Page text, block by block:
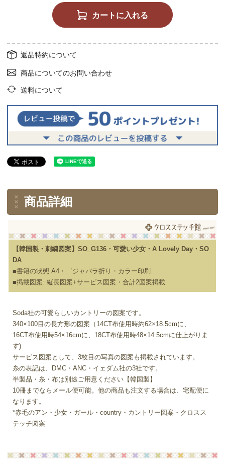
カートに入れる
返品特約について
商品についてのお問い合わせ
送料について
商品詳細
【韓国製・刺繍図案】SO_G136・可愛い少女・A Lovely Day・SO
DA
■書籍の状態:A4・゛ジャバラ折り・カラー印刷
■掲載図案: 縦長図案+サービス図案・合計2図案掲載
Soda社の可愛らしいカントリーの図案です。
340×100目の長方形の図案（14CT布使用時約62×18.5cmに、
16CT布使用時54×16cmに、18CT布使用時48×14.5cmに仕上がりま
す)
サービス図案として、3枚目の写真の図案も掲載されています。
糸の表記は、DMC・ANC・イェダム社の3社です。
半製品・糸・布は別途ご用意ください【韓国製】
10冊までならメール便可能。他の商品も注文する場合は、宅配便に
なります。
*赤毛のアン・少女・ガール・country・カントリー図案・クロスス
テッチ図案